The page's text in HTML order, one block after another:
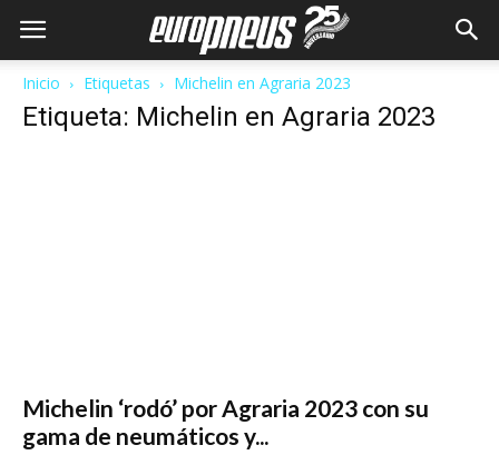
Inicio Etiquetas Michelin en Agraria 2023
Etiqueta: Michelin en Agraria 2023
Michelin ‘rodó’ por Agraria 2023 con su
gama de neumáticos y...